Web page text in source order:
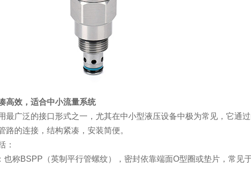
高效，适合中小流量系统
最广泛的接口形式之一，尤其在中小型液压设备中极为常见，它通
路的连接，结构紧凑，安装简便。
：
也称BSPP（英制平行管螺纹），密封依靠端面O型圈或垫片，常见